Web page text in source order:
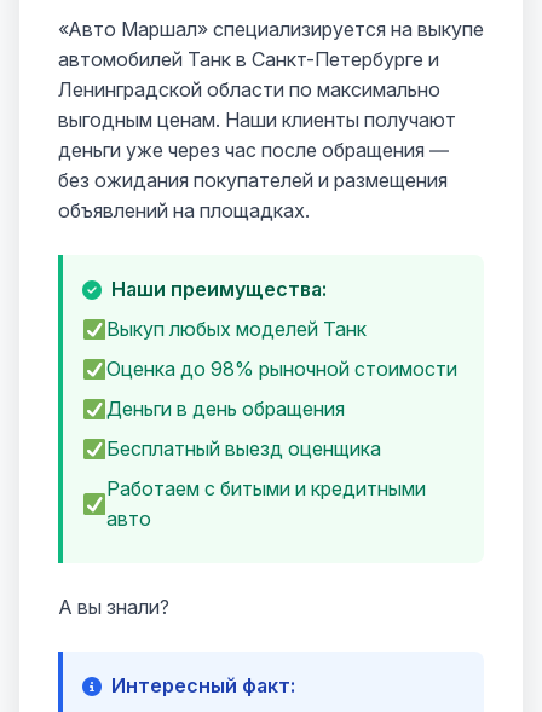
«Авто Маршал» специализируется на выкупе
автомобилей Танк в Санкт-Петербурге и
Ленинградской области по максимально
выгодным ценам. Наши клиенты получают
деньги уже через час после обращения —
без ожидания покупателей и размещения
объявлений на площадках.
Наши преимущества:
Выкуп любых моделей Танк
Оценка до 98% рыночной стоимости
Деньги в день обращения
Бесплатный выезд оценщика
Работаем с битыми и кредитными
авто
А вы знали?
Интересный факт: